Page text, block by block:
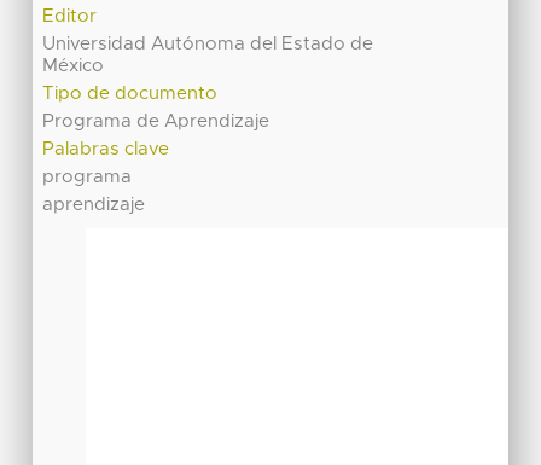
Editor
Universidad Autónoma del Estado de
México
Tipo de documento
Programa de Aprendizaje
Palabras clave
programa
aprendizaje